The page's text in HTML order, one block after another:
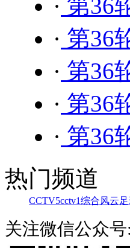
· 第36
· 第36
· 第36
· 第36
· 第36
热门频道
CCTV5cctv1综合风云
关注微信公众